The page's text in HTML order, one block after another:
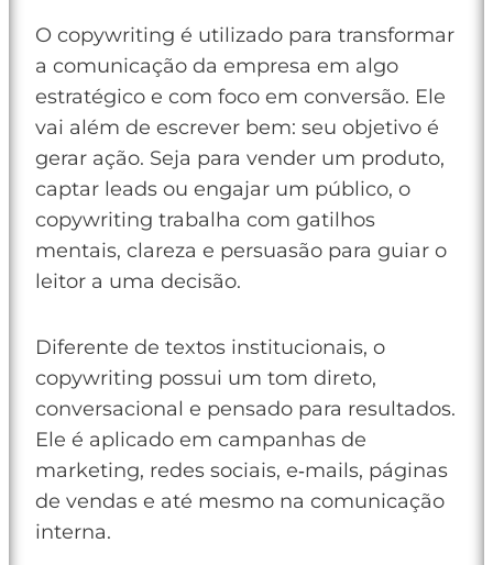
O copywriting é utilizado para transformar
a comunicação da empresa em algo
estratégico e com foco em conversão. Ele
vai além de escrever bem: seu objetivo é
gerar ação. Seja para vender um produto,
captar leads ou engajar um público, o
copywriting trabalha com gatilhos
mentais, clareza e persuasão para guiar o
leitor a uma decisão.
Diferente de textos institucionais, o
copywriting possui um tom direto,
conversacional e pensado para resultados.
Ele é aplicado em campanhas de
marketing, redes sociais, e‑mails, páginas
de vendas e até mesmo na comunicação
interna.